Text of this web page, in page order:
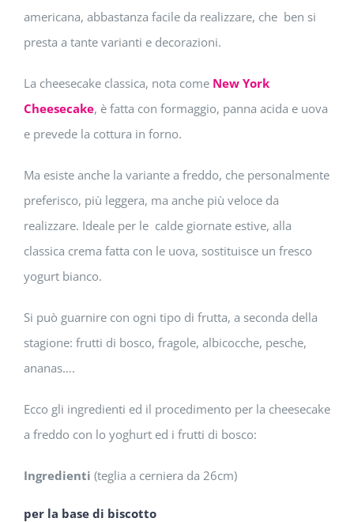
americana, abbastanza facile da realizzare, che ben si
presta a tante varianti e decorazioni.
La cheesecake classica, nota come New York
Cheesecake, è fatta con formaggio, panna acida e uova
e prevede la cottura in forno.
Ma esiste anche la variante a freddo, che personalmente
preferisco, più leggera, ma anche più veloce da
realizzare. Ideale per le calde giornate estive, alla
classica crema fatta con le uova, sostituisce un fresco
yogurt bianco.
Si può guarnire con ogni tipo di frutta, a seconda della
stagione: frutti di bosco, fragole, albicocche, pesche,
ananas….
Ecco gli ingredienti ed il procedimento per la cheesecake
a freddo con lo yoghurt ed i frutti di bosco:
Ingredienti (teglia a cerniera da 26cm)
per la base di biscotto